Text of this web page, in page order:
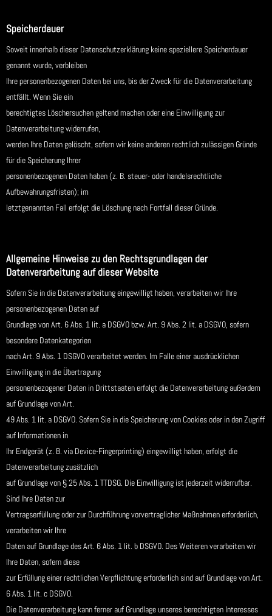
Speicherdauer
Soweit innerhalb dieser Datenschutzerklärung keine speziellere Speicherdauer
genannt wurde, verbleiben
Ihre personenbezogenen Daten bei uns, bis der Zweck für die Datenverarbeitung
entfällt. Wenn Sie ein
berechtigtes Löschersuchen geltend machen oder eine Einwilligung zur
Datenverarbeitung widerrufen,
werden Ihre Daten gelöscht, sofern wir keine anderen rechtlich zulässigen Gründe
für die Speicherung Ihrer
personenbezogenen Daten haben (z. B. steuer- oder handelsrechtliche
Aufbewahrungsfristen); im
letztgenannten Fall erfolgt die Löschung nach Fortfall dieser Gründe.
Allgemeine Hinweise zu den Rechtsgrundlagen der
Datenverarbeitung auf dieser Website
Sofern Sie in die Datenverarbeitung eingewilligt haben, verarbeiten wir Ihre
personenbezogenen Daten auf
Grundlage von Art. 6 Abs. 1 lit. a DSGVO bzw. Art. 9 Abs. 2 lit. a DSGVO, sofern
besondere Datenkategorien
nach Art. 9 Abs. 1 DSGVO verarbeitet werden. Im Falle einer ausdrücklichen
Einwilligung in die Übertragung
personenbezogener Daten in Drittstaaten erfolgt die Datenverarbeitung außerdem
auf Grundlage von Art.
49 Abs. 1 lit. a DSGVO. Sofern Sie in die Speicherung von Cookies oder in den Zugriff
auf Informationen in
Ihr Endgerät (z. B. via Device-Fingerprinting) eingewilligt haben, erfolgt die
Datenverarbeitung zusätzlich
auf Grundlage von § 25 Abs. 1 TTDSG. Die Einwilligung ist jederzeit widerrufbar.
Sind Ihre Daten zur
Vertragserfüllung oder zur Durchführung vorvertraglicher Maßnahmen erforderlich,
verarbeiten wir Ihre
Daten auf Grundlage des Art. 6 Abs. 1 lit. b DSGVO. Des Weiteren verarbeiten wir
Ihre Daten, sofern diese
zur Erfüllung einer rechtlichen Verpflichtung erforderlich sind auf Grundlage von Art.
6 Abs. 1 lit. c DSGVO.
Die Datenverarbeitung kann ferner auf Grundlage unseres berechtigten Interesses